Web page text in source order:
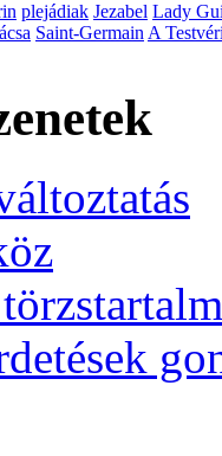
plejádiak Jezabel Lady
Saint-GermainA